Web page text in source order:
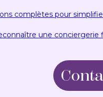
complètes pour
une conciergerie